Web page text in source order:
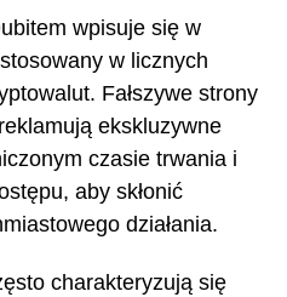
wpisuje się w
w licznych
Fałszywe strony
ekskluzywne
czasie trwania i
aby skłonić
działania.
charakteryzują się